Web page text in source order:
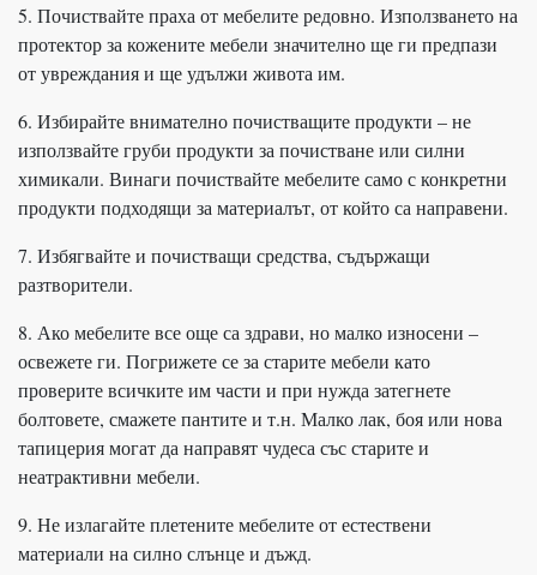
5. Почиствайте праха от мебелите редовно. Използването на
протектор за кожените мебели значително ще ги предпази
от увреждания и ще удължи живота им.
6. Избирайте внимателно почистващите продукти – не
използвайте груби продукти за почистване или силни
химикали. Винаги почиствайте мебелите само с конкретни
продукти подходящи за материалът, от който са направени.
7. Избягвайте и почистващи средства, съдържащи
разтворители.
8. Ако мебелите все още са здрави, но малко износени –
освежете ги. Погрижете се за старите мебели като
проверите всичките им части и при нужда затегнете
болтовете, смажете пантите и т.н. Малко лак, боя или нова
тапицерия могат да направят чудеса със старите и
неатрактивни мебели.
9. Не излагайте плетените мебелите от естествени
материали на силно слънце и дъжд.